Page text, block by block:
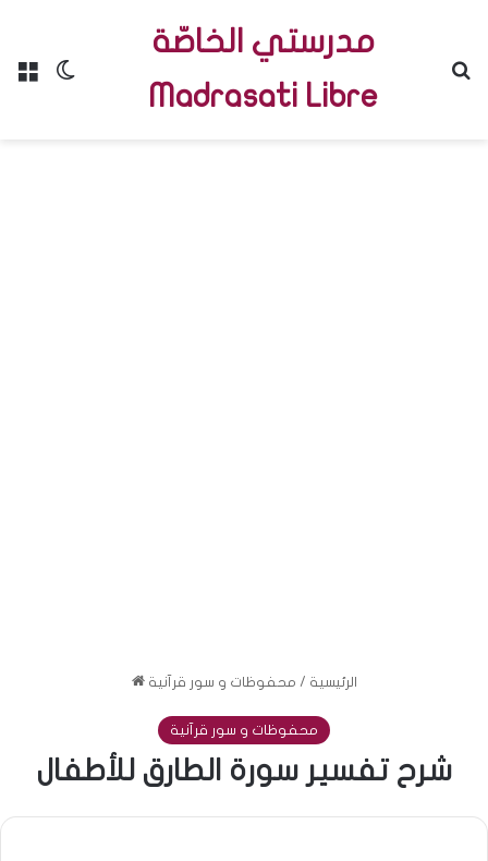
Menu
مدرستي الخاصّة
Madrasati Libre
الرئيسية / محفوظات و سور قرآنية
محفوظات و سور قرآنية
شرح تفسير سورة الطارق للأطفال